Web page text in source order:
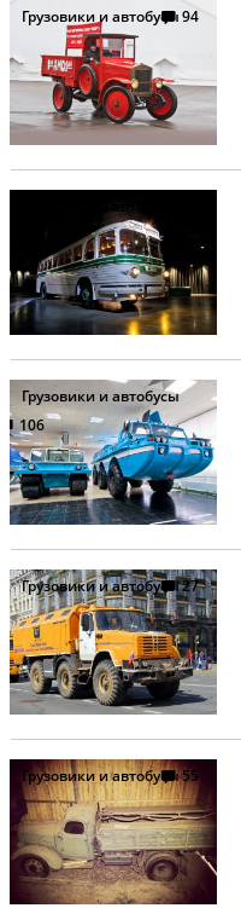
Грузовики и автобусы94
Грузовики и автобусы
Грузовики и автобусы
106
Грузовики и автобусы27
Грузовики и автобусы55